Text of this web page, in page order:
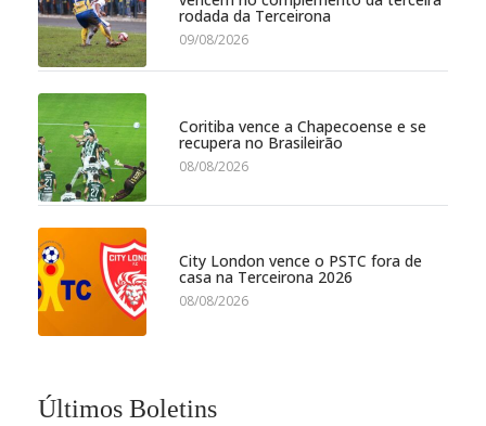
rodada da Terceirona
09/08/2026
Coritiba vence a Chapecoense e se
recupera no Brasileirão
08/08/2026
City London vence o PSTC fora de
casa na Terceirona 2026
08/08/2026
Últimos Boletins